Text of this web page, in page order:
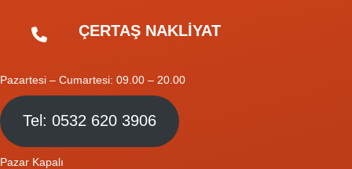
ÇERTAŞ NAKLİYAT
Pazartesi – Cumartesi: 09.00 – 20.00
Tel: 0532 620 3906
Pazar Kapalı